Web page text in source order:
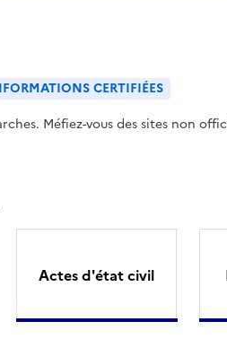
CERTIFIÉES
Méfiez-vous des sites non
Actes d'état civil